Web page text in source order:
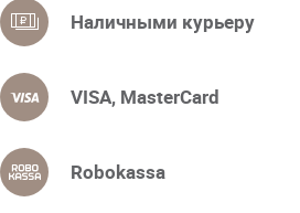
Наличными курьеру
VISA, MasterCard
Robokassa